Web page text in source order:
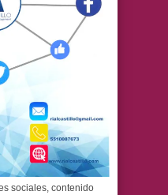
sociales, contenido